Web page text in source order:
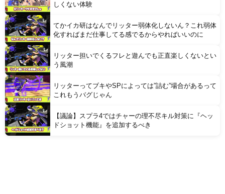
しくない体験
てかイカ研はなんでリッター弱体化しないん？これ弱体
化すればまだ仕事してる感でるからやればいいのに
リッター担いでくるフレと遊んでも正直楽しくないとい
う風潮
リッターってブキやSPによっては”詰む”場合があるって
これもうバグじゃん
【議論】スプラ4ではチャーの理不尽キル対策に『ヘッ
ドショット機能』を追加するべき